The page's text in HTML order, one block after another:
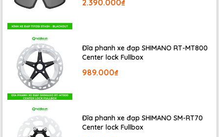
Mũ bảo hiểm GIRO FIXTURE là dòng mũ bảo hiểm xe
đạp cao cấp thương hiệuGirođược các VĐV đạp xe
2.390.000₫
Đĩa phanh xe đạp SHIMANO RT-MT800
Center lock Fullbox
989.000₫
Đĩa phanh xe đạp SHIMANO SM-RT70
Center lock Fullbox